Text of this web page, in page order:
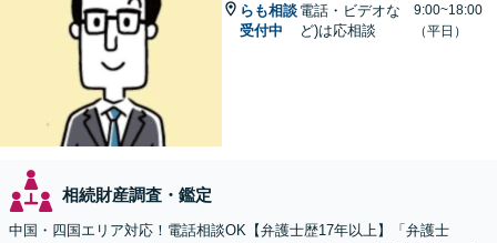
らも相談
受付中
電話・ビデオな
ど)は応相談
9:00~18:00
（平日）
相続財産調査・鑑定
中国・四国エリア対応！電話相談OK【弁護士歴17年以上】「弁護士